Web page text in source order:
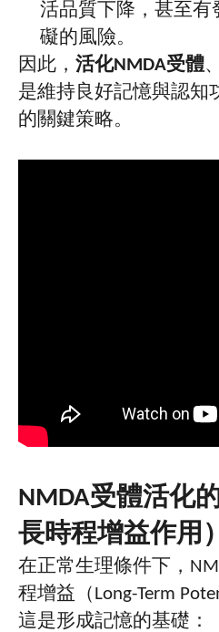
活品質下降，甚至有
礙的風險。
因此， 活化NMDA受體
是維持良好記憶與認知
的關鍵策略。
NMDA受體活化
長時程增益作用）
在正常生理條件下，
程增益（ Long-Term
這是形成記憶的基礎：